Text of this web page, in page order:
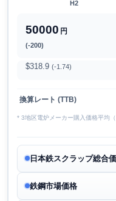
H2
50000 円
(-200)
$318.9 (-1.74)
換算レート (TTB)
* 3地区電炉メーカー購入価格平均（
日本鉄スクラップ総合
鉄鋼市場価格